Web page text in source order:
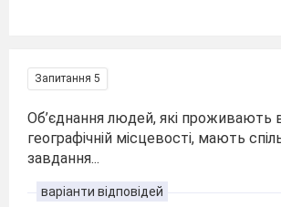
Запитання 5
Об’єднання людей, які проживають
географічній місцевості, мають
завдання...
варіанти відповідей